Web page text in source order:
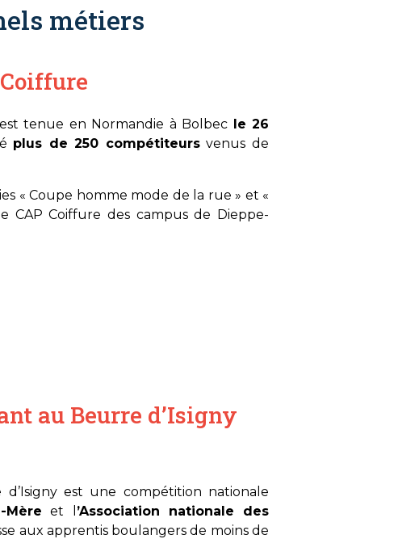
métiers
tenue en Normandie à Bolbec le 26
plus de 250 compétiteursvenus de
« Coupe homme mode de la rue » et «
CAP Coiffure des campus de Dieppe-
au Beurre d’Isigny
est une compétition nationale
Mère et l ’Association nationale des
aux apprentis boulangers de moins de